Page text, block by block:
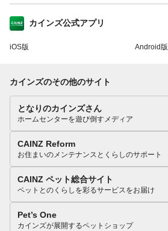
カインズ公式アプリ
iOS版 Android版
カインズのその他のサイト
となりのカインズさん
ホームセンターを遊び倒すメディア
CAINZ Reform
お住まいのメンテナンスとくらしのサポート
CAINZ ペット総合サイト
ペットとのくらしを彩るサービスをお届け
Pet’s One
カインズが展開するペットショップ